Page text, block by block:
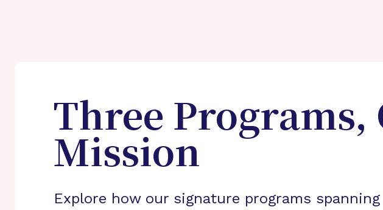
Three Programs,
Mission
Explore how our signature programs